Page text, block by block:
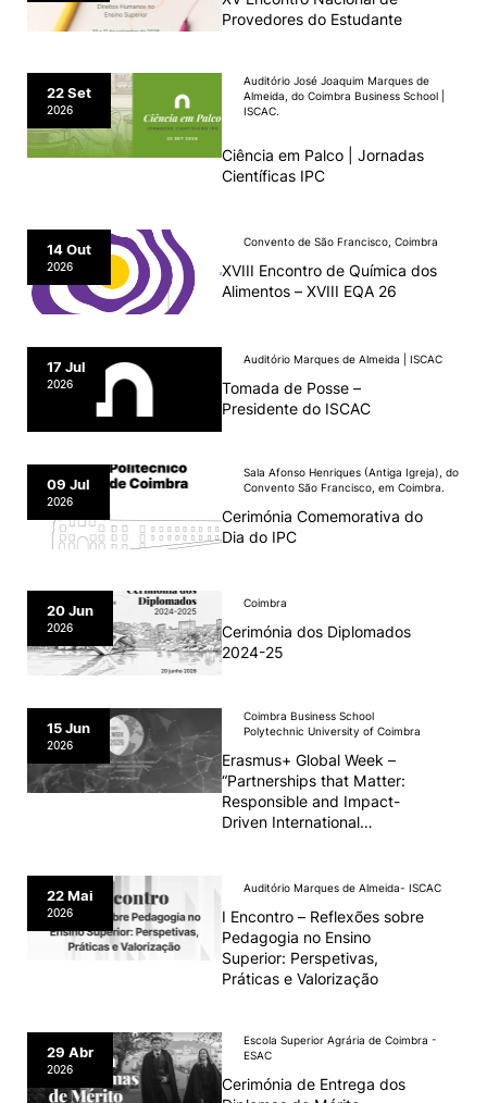
Projetos PRR
Magazine
Eventos
Europeia Política de Privacidade e Cookies
Sugestões,
Provedores do Estudante
22 Set
2026
Auditório José Joaquim Marques de
Almeida, do Coimbra Business School |
ISCAC.
Ciência em Palco | Jornadas
Científicas IPC
14 Out
2026
Convento de São Francisco, Coimbra
XVIII Encontro de Química dos
Alimentos – XVIII EQA 26
17 Jul
2026
Auditório Marques de Almeida | ISCAC
Tomada de Posse –
Presidente do ISCAC
09 Jul
2026
Sala Afonso Henriques (Antiga Igreja), do
Convento São Francisco, em Coimbra.
Cerimónia Comemorativa do
Dia do IPC
20 Jun
2026
Coimbra
Cerimónia dos Diplomados
2024-25
15 Jun
2026
Coimbra Business School
Polytechnic University of Coimbra
Erasmus+ Global Week –
“Partnerships that Matter:
Responsible and Impact-
Driven International
22 Mai
2026
Auditório Marques de Almeida- ISCAC
I Encontro – Reflexões sobre
Pedagogia no Ensino
Superior: Perspetivas,
Práticas e Valorização
29 Abr
2026
Escola Superior Agrária de Coimbra -
ESAC
Cerimónia de Entrega dos